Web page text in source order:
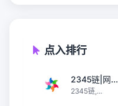
点入排行
2345链|网...
2345链,...